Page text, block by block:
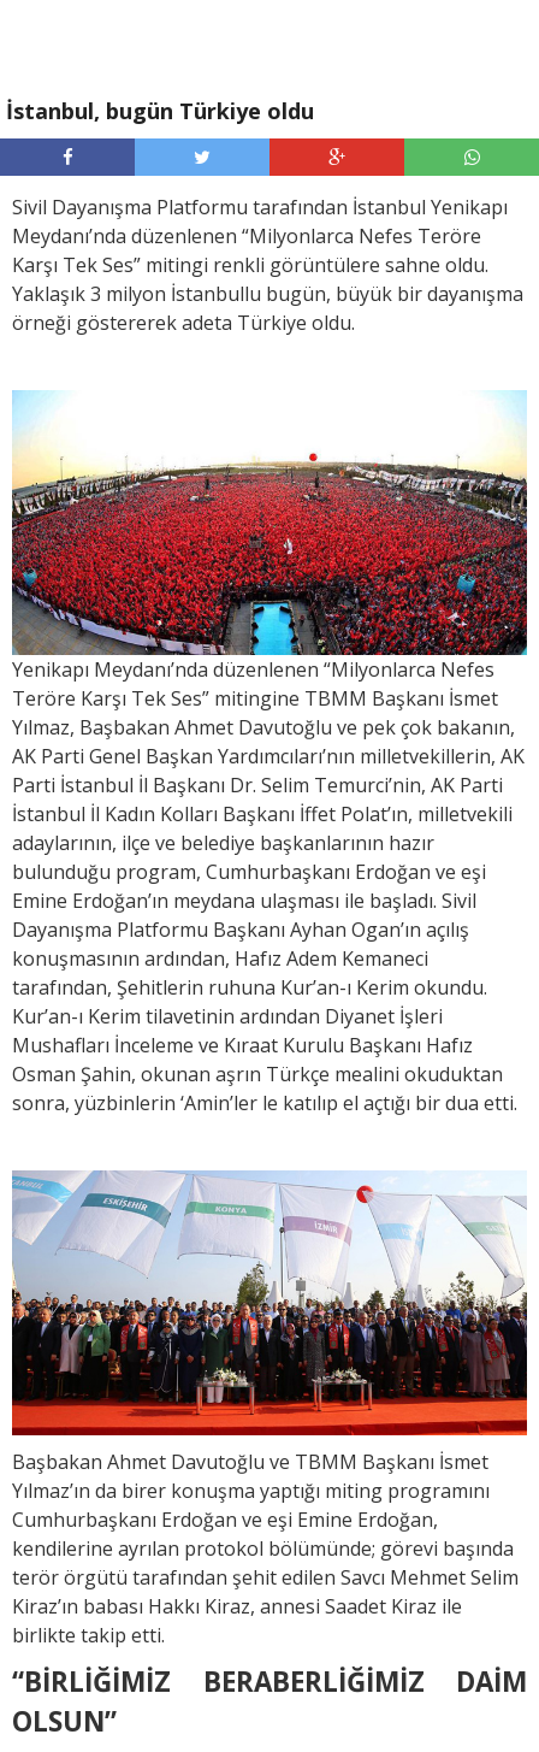
İstanbul, bugün Türkiye oldu
Sivil Dayanışma Platformu tarafından İstanbul Yenikapı
Meydanı’nda düzenlenen “Milyonlarca Nefes Teröre
Karşı Tek Ses” mitingi renkli görüntülere sahne oldu.
Yaklaşık 3 milyon İstanbullu bugün, büyük bir dayanışma
örneği göstererek adeta Türkiye oldu.
Yenikapı Meydanı’nda düzenlenen “Milyonlarca Nefes
Teröre Karşı Tek Ses” mitingine TBMM Başkanı İsmet
Yılmaz, Başbakan Ahmet Davutoğlu ve pek çok bakanın,
AK Parti Genel Başkan Yardımcıları’nın milletvekillerin, AK
Parti İstanbul İl Başkanı Dr. Selim Temurci’nin, AK Parti
İstanbul İl Kadın Kolları Başkanı İffet Polat’ın, milletvekili
adaylarının, ilçe ve belediye başkanlarının hazır
bulunduğu program, Cumhurbaşkanı Erdoğan ve eşi
Emine Erdoğan’ın meydana ulaşması ile başladı. Sivil
Dayanışma Platformu Başkanı Ayhan Ogan’ın açılış
konuşmasının ardından, Hafız Adem Kemaneci
tarafından, Şehitlerin ruhuna Kur’an-ı Kerim okundu.
Kur’an-ı Kerim tilavetinin ardından Diyanet İşleri
Mushafları İnceleme ve Kıraat Kurulu Başkanı Hafız
Osman Şahin, okunan aşrın Türkçe mealini okuduktan
sonra, yüzbinlerin ‘Amin’ler le katılıp el açtığı bir dua etti.
Başbakan Ahmet Davutoğlu ve TBMM Başkanı İsmet
Yılmaz’ın da birer konuşma yaptığı miting programını
Cumhurbaşkanı Erdoğan ve eşi Emine Erdoğan,
kendilerine ayrılan protokol bölümünde; görevi başında
terör örgütü tarafından şehit edilen Savcı Mehmet Selim
Kiraz’ın babası Hakkı Kiraz, annesi Saadet Kiraz ile
birlikte takip etti.
“BİRLİĞİMİZ BERABERLİĞİMİZ DAİM
OLSUN”